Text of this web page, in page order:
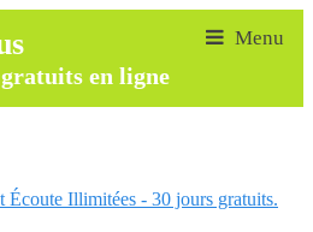
en ligne
Illimitées - 30 jours gratuits.